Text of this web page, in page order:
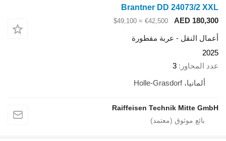
Brantner DD 24073/2 XXL
AED 180,300
€42,500
≈ $49,100
أعمال النقل - عربة مقطورة
2025
عدد المحاور
3
ألمانيا، Holle-Grasdorf
Raiffeisen Technik Mitte GmbH